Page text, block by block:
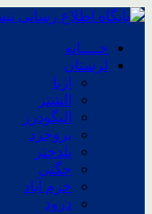
خــــانه
لرستان
ازنا
الشتر
الیگودرز
بروجرد
پلدختر
چگنی
خرم آباد
درود